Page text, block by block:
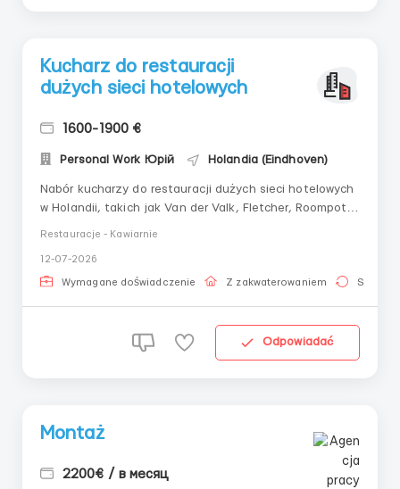
Kucharz do restauracji
dużych sieci hotelowych
1600-1900 €
Personal Work Юрій Holandia (Eindhoven)
Nabór kucharzy do restauracji dużych sieci hotelowych
w Holandii, takich jak Van der Valk, Fletcher, Roompot,
kulinarii. Krótko o głównym 💵 Wynagrodzenie 11.75-
13.00 euro netto; 💵 1600-1900 euro ...
Restauracje - Kawiarnie
12-07-2026
Wymagane doświadczenie Z zakwaterowaniem Stała
Odpowiadać
Montaż
2200€ / в месяц